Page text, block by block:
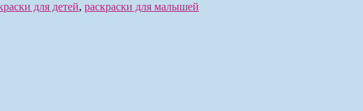
для детей, раскраски для малышей